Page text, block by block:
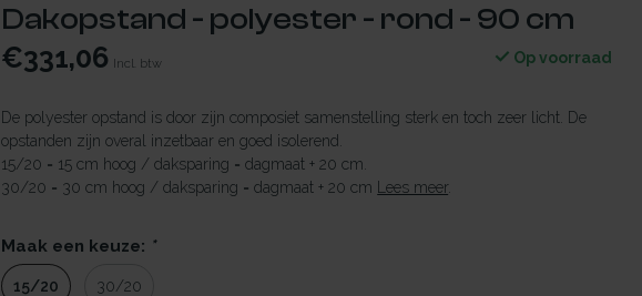
Dakopstand - polyester - rond - 90 cm
€331,06 Incl. btw Op voorraad
De polyester opstand is door zijn composiet samenstelling sterk en toch zeer licht. De
opstanden zijn overal inzetbaar en goed isolerend.
15/20 = 15 cm hoog / daksparing = dagmaat + 20 cm.
30/20 = 30 cm hoog / daksparing = dagmaat + 20 cm
Lees meer.
Maak een keuze: *
15/20 30/20